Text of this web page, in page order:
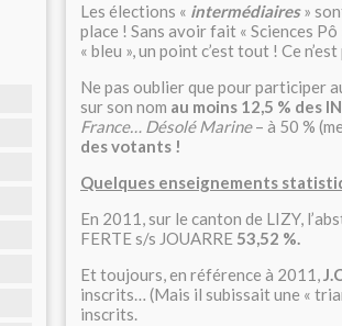
Les élections « intermédiaires»
place ! Sans avoir fait « Sciences
« bleu », un point c’est tout ! Ce
Ne pas oublier que pour participer
sur son nom au moins 12,5 % des
France… Désolé Marine– à 50 %
des votants !
Quelques enseignements
En 2011, sur le canton de LIZY,
FERTE s/s JOUARRE 53,52 %.
Et toujours, en référence à 2011,
inscrits… (Mais il subissait une «
inscrits.